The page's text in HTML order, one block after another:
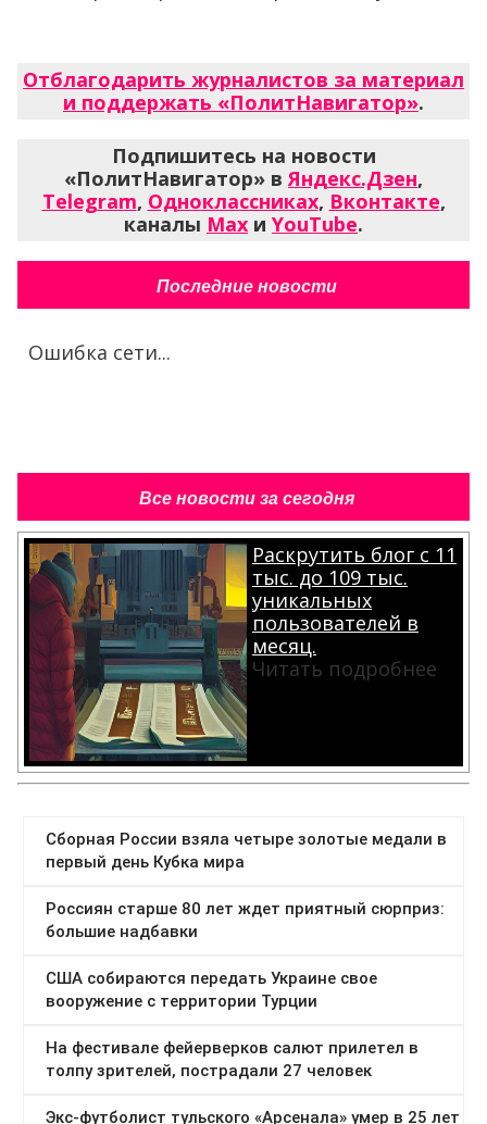
Отблагодарить журналистов за материал
и поддержать «ПолитНавигатор».
Подпишитесь на новости
«ПолитНавигатор» вЯндекс.Дзен,
Telegram, Одноклассниках, Вконтакте,
каналы Max и YouTube.
Последние новости
Ошибка сети...
Все новости за сегодня
Раскрутить блог с 11
тыс. до 109 тыс.
уникальных
пользователей в
месяц.
Читать подробнее